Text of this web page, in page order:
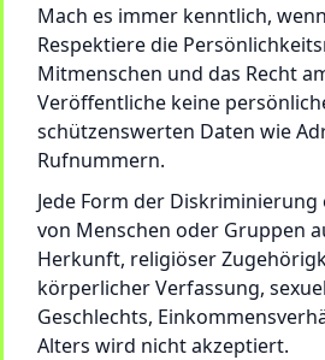
Mach es immer kenntlich,
Respektiere die
Mitmenschen und das Recht
Veröffentliche keine
schützenswerten Daten wie
Rufnummern.
Jede Form der
von Menschen oder Gruppen
Herkunft, religiöser
körperlicher Verfassung,
Geschlechts,
Alters wird nicht akzeptiert.